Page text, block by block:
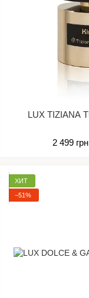
LUX TIZIANA
2 499 грн
ХИТ
−51%